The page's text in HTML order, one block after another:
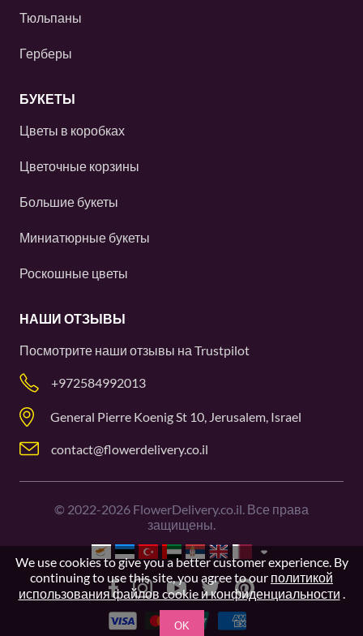
Тюльпаны
Герберы
БУКЕТЫ
Цветы в коробках
Цветочные корзины
Большие букеты
Миниатюрные букеты
Роскошные цветы
НАШИ ОТЗЫВЫ
Посмотрите наши отзывы на Trustpilot
+972584992013
General Pierre Koenig St 10, Jerusalem, Israel
contact@flowerdelivery.co.il
© 2022-2026 FlowerDelivery.co.il. Все права
защищены.
We use cookies to give you a better customer experience. By
continuing to use this site, you agree to our политикой
использования файлов cookie и конфиденциальности .
OK